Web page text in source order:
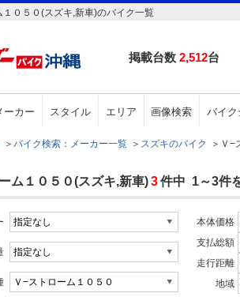
１０５０(スズキ,新車)のバイク一覧
掲載台数 2,512台
ーカー スタイル エリア 画像検索 バイク
＞ バイク検索：メーカー一覧 ＞ スズキのバイク ＞ Ｖ−
ム１０５０(スズキ,新車)3件中 1～3件
本体価格
支払総額
走行距離
地域